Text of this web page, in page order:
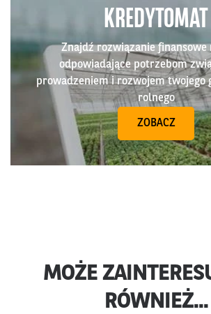
KREDYTOMAT
Znajdź rozwiązanie finansowe
odpowiadające potrzebom
prowadzeniem i rozwojem twojego
rolnego
ZOBACZ
MOŻE
RÓWNIEŻ...